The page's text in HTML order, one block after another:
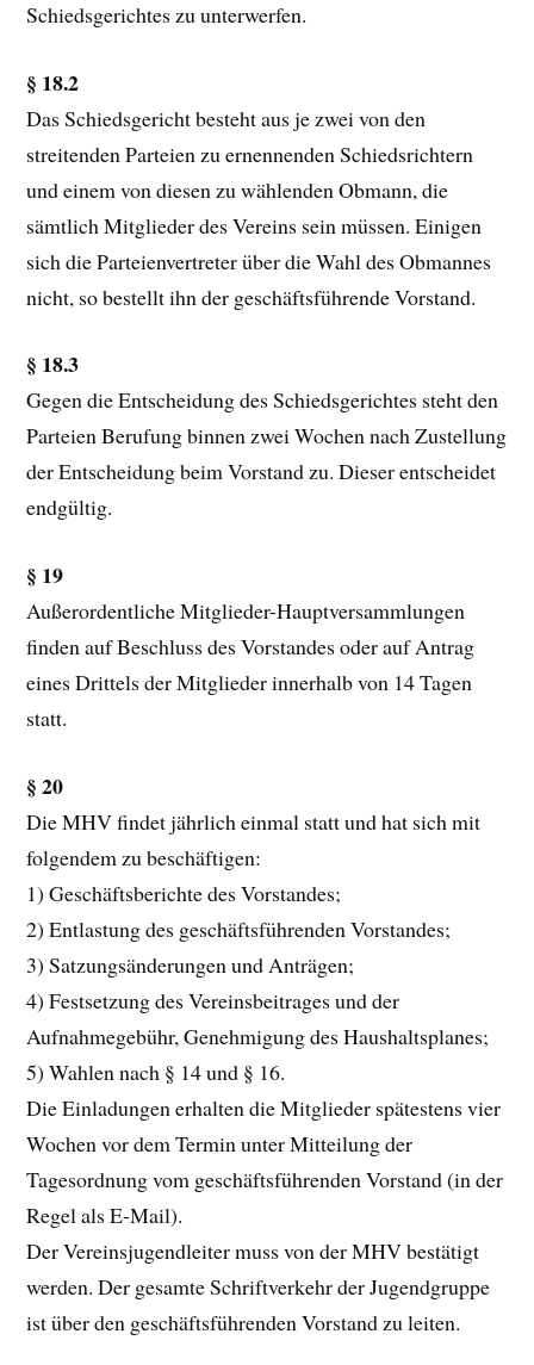
Schiedsgerichtes zu unterwerfen.
§ 18.2
Das Schiedsgericht besteht aus je zwei von den
streitenden Parteien zu ernennenden Schiedsrichtern
und einem von diesen zu wählenden Obmann, die
sämtlich Mitglieder des Vereins sein müssen. Einigen
sich die Parteienvertreter über die Wahl des Obmannes
nicht, so bestellt ihn der geschäftsführende Vorstand.
§ 18.3
Gegen die Entscheidung des Schiedsgerichtes steht den
Parteien Berufung binnen zwei Wochen nach Zustellung
der Entscheidung beim Vorstand zu. Dieser entscheidet
endgültig.
§ 19
Außerordentliche Mitglieder-Hauptversammlungen
finden auf Beschluss des Vorstandes oder auf Antrag
eines Drittels der Mitglieder innerhalb von 14 Tagen
statt.
§ 20
Die MHV findet jährlich einmal statt und hat sich mit
folgendem zu beschäftigen:
1) Geschäftsberichte des Vorstandes;
2) Entlastung des geschäftsführenden Vorstandes;
3) Satzungsänderungen und Anträgen;
4) Festsetzung des Vereinsbeitrages und der
Aufnahmegebühr, Genehmigung des Haushaltsplanes;
5) Wahlen nach § 14 und § 16.
Die Einladungen erhalten die Mitglieder spätestens vier
Wochen vor dem Termin unter Mitteilung der
Tagesordnung vom geschäftsführenden Vorstand (in der
Regel als E-Mail).
Der Vereinsjugendleiter muss von der MHV bestätigt
werden. Der gesamte Schriftverkehr der Jugendgruppe
ist über den geschäftsführenden Vorstand zu leiten.